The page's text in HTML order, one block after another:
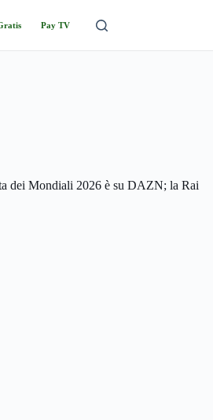
Pay TV
dei Mondiali 2026 è su DAZN; la Rai